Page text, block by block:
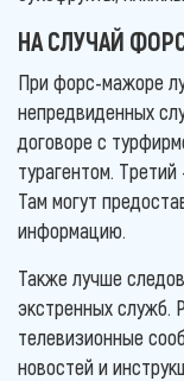
НА СЛУЧАЙ
При форс-мажоре
непредвиденных
договоре с
турагентом.
Там могут
информацию.
Также лучше
экстренных служб.
телевизионные
новостей и